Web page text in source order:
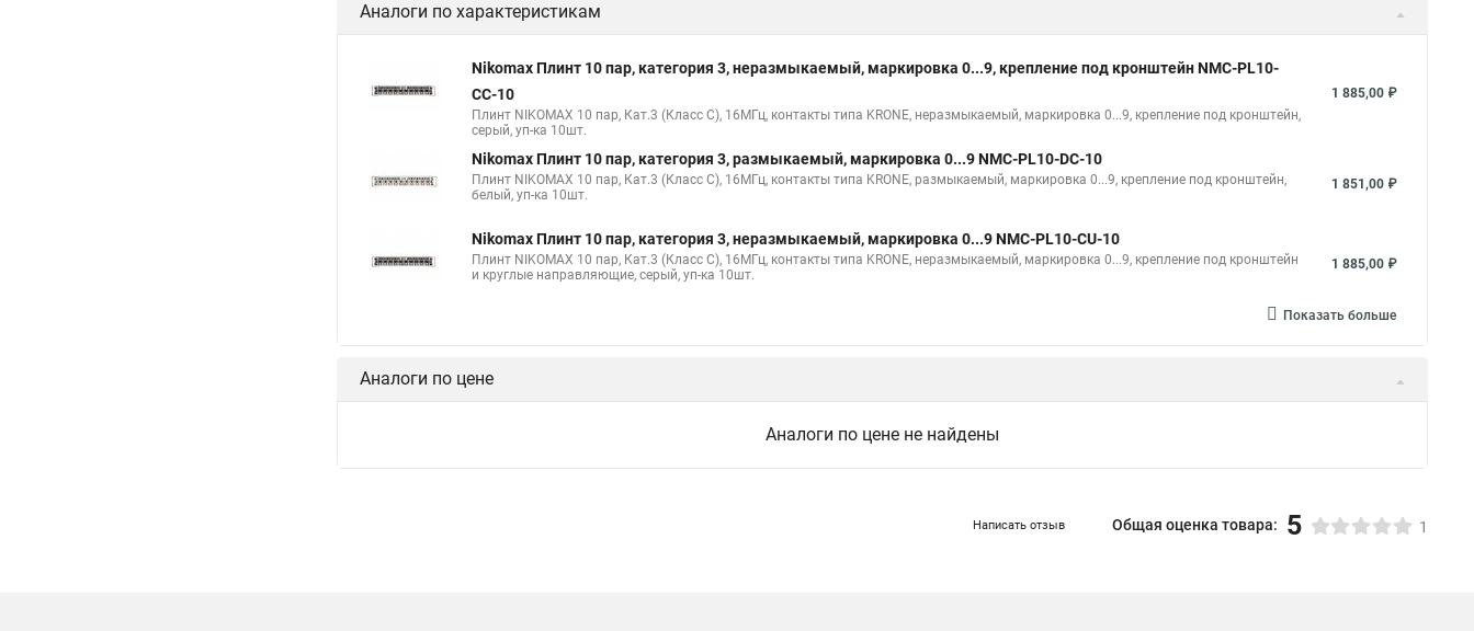
Аналоги по характеристикам
Nikomax Плинт 10 пар, категория 3, неразмыкаемый, маркировка 0...9, крепление под кронштейн NMC-PL10-
CC-10
Плинт NIKOMAX 10 пар, Кат.3 (Класс C), 16МГц, контакты типа KRONE, неразмыкаемый, маркировка 0...9, крепление под кронштейн,
серый, уп-ка 10шт.
1 885,00 ₽
Nikomax Плинт 10 пар, категория 3, размыкаемый, маркировка 0...9 NMC-PL10-DC-10
Плинт NIKOMAX 10 пар, Кат.3 (Класс C), 16МГц, контакты типа KRONE, размыкаемый, маркировка 0...9, крепление под кронштейн,
белый, уп-ка 10шт.
1 851,00 ₽
Nikomax Плинт 10 пар, категория 3, неразмыкаемый, маркировка 0...9 NMC-PL10-CU-10
Плинт NIKOMAX 10 пар, Кат.3 (Класс C), 16МГц, контакты типа KRONE, неразмыкаемый, маркировка 0...9, крепление под кронштейн
и круглые направляющие, серый, уп-ка 10шт.
1 885,00 ₽
Показать больше
Аналоги по цене
Аналоги по цене не найдены
Написать отзыв Общая оценка товара: 5 1